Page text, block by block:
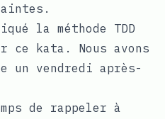
la méthode TDD
ce kata. Nous avons
un vendredi après-
de rappeler à